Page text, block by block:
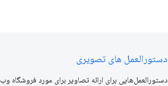
دستورالعمل های تصویری
دستورالعمل‌هایی برای ارائه تصاویر برای مورد فروشگاه وب